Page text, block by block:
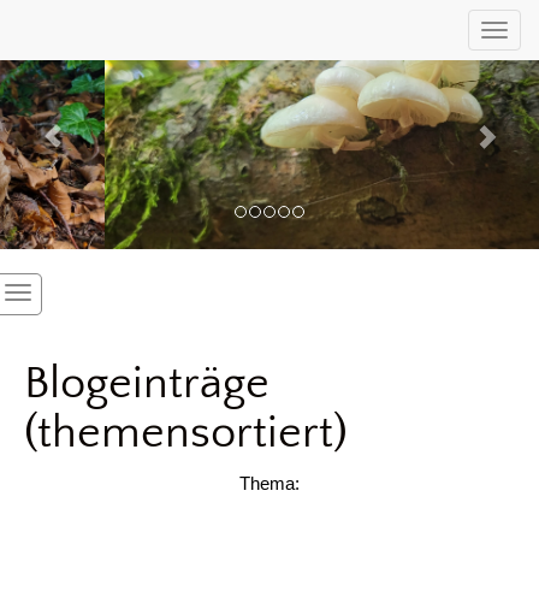
Blogeinträge
(themensortiert)
Thema: